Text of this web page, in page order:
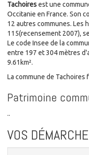
Tachoiresest une
Occitanie en France. Son
12 autres communes. Les
115(recensement 2007),
Le code Insee de la
entre 197 et 304 mètres
9.61km².
La commune de Tachoires
Patrimoine
..
VOS